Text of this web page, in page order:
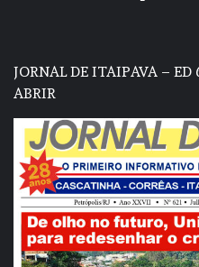
JORNAL DE ITAIPAVA – ED
ABRIR